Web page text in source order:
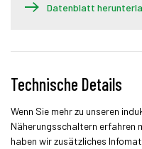
Datenblatt
Technische Details
Wenn Sie mehr zu unseren
Näherungsschaltern erfahren
haben wir zusätzliches